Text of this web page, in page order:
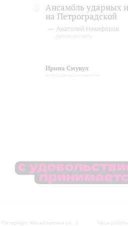
Ансамбль ударных
на Петроградской
Анатолий Никифоров
руководитель
Ирина Смукул
Петербург, Михайловская ул., 2
Часы